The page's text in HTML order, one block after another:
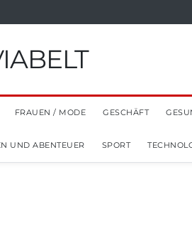
FRAUEN / MODE GESCHÄFT
UND ABENTEUER SPORT